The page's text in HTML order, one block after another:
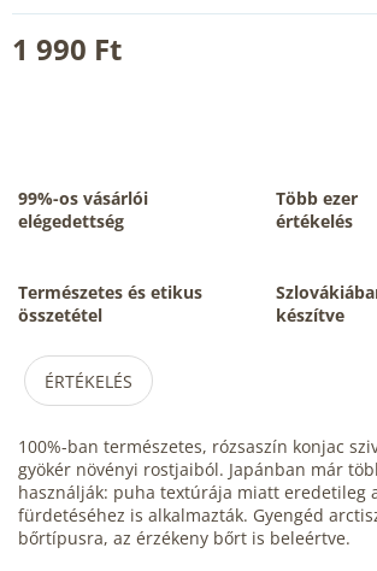
1 990 Ft
99%-os vásárlói
elégedettség
Több ezer
értékelés
Természetes és etikus
összetétel
készítve
ÉRTÉKELÉS
100%-ban természetes, rózsaszín konjac
gyökér növényi rostjaiból. Japánban már
használják: puha textúrája miatt eredetileg
fürdetéséhez is alkalmazták. Gyengéd
bőrtípusra, az érzékeny bőrt is beleértve.